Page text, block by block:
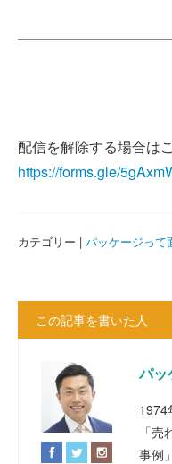
配信を解除する場合は
https://forms.gle/
カテゴリー | パッケージっ
この記事を書いた人
パッ
1974
「
事例